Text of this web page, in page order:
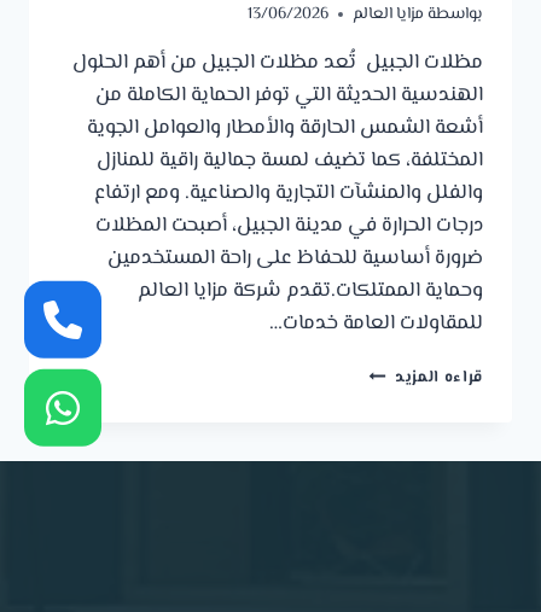
بواسطة مزايا العالم 13/06/2026
مظلات الجبيل تُعد مظلات الجبيل من أهم الحلول
الهندسية الحديثة التي توفر الحماية الكاملة من
أشعة الشمس الحارقة والأمطار والعوامل الجوية
المختلفة، كما تضيف لمسة جمالية راقية للمنازل
والفلل والمنشآت التجارية والصناعية. ومع ارتفاع
درجات الحرارة في مدينة الجبيل، أصبحت المظلات
ضرورة أساسية للحفاظ على راحة المستخدمين
وحماية الممتلكات.تقدم شركة مزايا العالم
للمقاولات العامة خدمات…
قراءه المزيد مظلات